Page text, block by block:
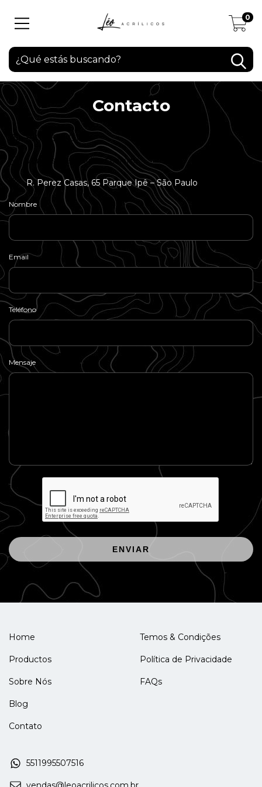
0
Contacto
5511995507516
vendas@leoacrilicos.com.br
R. Perez Casas, 65 Parque Ipê – São Paulo
Nombre
Email
Teléfono
Mensaje
ENVIAR
Home
Productos
Sobre Nós
Blog
Contato
Temos & Condições
Política de Privacidade
FAQs
5511995507516